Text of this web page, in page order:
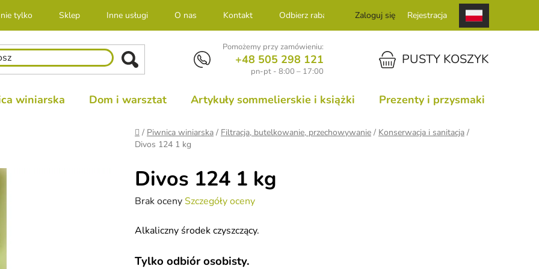
nie tylko Sklep Inne usługi O nas Kontakt Odbierz rabat Zaloguj się Rejestracja
Pomożemy przy zamówieniu:
+48 505 298 121
pn-pt - 8:00 – 17:00
KOSZYKPUSTY KOSZYK
winiarska Dom i warsztat Artykuły sommelierskie i książki Prezenty i przysmaki
Home
/ Piwnica winiarska / Filtracja, butelkowanie, przechowywanie / Konserwacja i sanitacja /
Divos 124 1 kg
Divos 124 1 kg
Średnia
produktu
0,0
Brak ocenySzczegóły oceny
Alkaliczny środek czyszczący.
Tylko odbiór osobisty.